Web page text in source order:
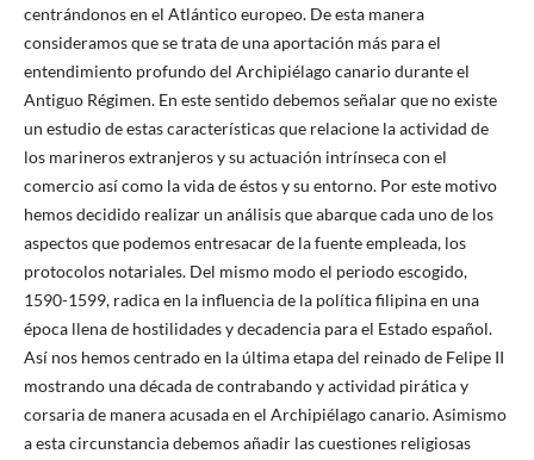
centrándonos en el Atlántico europeo. De esta manera
consideramos que se trata de una aportación más para el
entendimiento profundo del Archipiélago canario durante el
Antiguo Régimen. En este sentido debemos señalar que no existe
un estudio de estas características que relacione la actividad de
los marineros extranjeros y su actuación intrínseca con el
comercio así como la vida de éstos y su entorno. Por este motivo
hemos decidido realizar un análisis que abarque cada uno de los
aspectos que podemos entresacar de la fuente empleada, los
protocolos notariales. Del mismo modo el periodo escogido,
1590-1599, radica en la influencia de la política filipina en una
época llena de hostilidades y decadencia para el Estado español.
Así nos hemos centrado en la última etapa del reinado de Felipe II
mostrando una década de contrabando y actividad pirática y
corsaria de manera acusada en el Archipiélago canario. Asimismo
a esta circunstancia debemos añadir las cuestiones religiosas